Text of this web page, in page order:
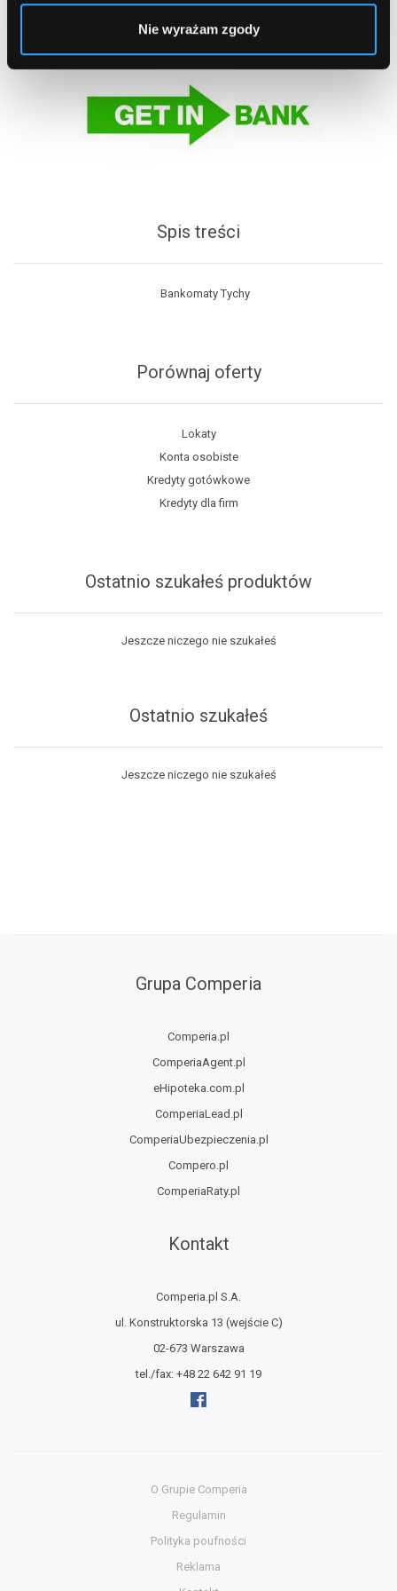
Nie wyrażam zgody
Spis treści
Bankomaty Tychy
Porównaj oferty
Lokaty
Konta osobiste
Kredyty gotówkowe
Kredyty dla firm
Ostatnio szukałeś produktów
Jeszcze niczego nie szukałeś
Ostatnio szukałeś
Jeszcze niczego nie szukałeś
Grupa Comperia
Comperia.pl
ComperiaAgent.pl
eHipoteka.com.pl
ComperiaLead.pl
ComperiaUbezpieczenia.pl
Compero.pl
ComperiaRaty.pl
Kontakt
Comperia.pl S.A.
ul. Konstruktorska 13 (wejście C)
02-673 Warszawa
tel./fax: +48 22 642 91 19
O Grupie Comperia
Regulamin
Polityka poufności
Reklama